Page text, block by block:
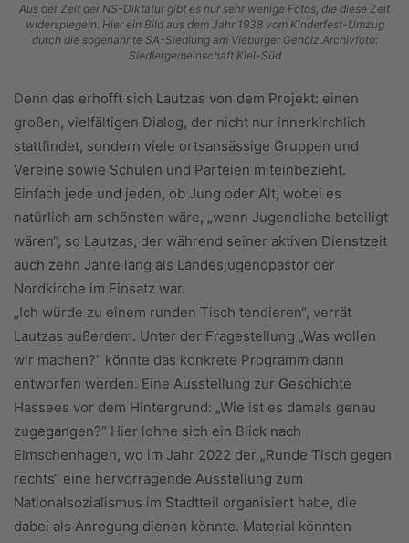
Aus der Zeit der NS-Diktatur gibt es nur sehr wenige Fotos, die diese Zeit
widerspiegeln. Hier ein Bild aus dem Jahr 1938 vom Kinderfest-Umzug
durch die sogenannte SA-Siedlung am Vieburger Gehölz.Archivfoto:
Siedlergemeinschaft Kiel-Süd
Denn das erhofft sich Lautzas von dem Projekt: einen
großen, vielfältigen Dialog, der nicht nur innerkirchlich
stattfindet, sondern viele ortsansässige Gruppen und
Vereine sowie Schulen und Parteien miteinbezieht.
Einfach jede und jeden, ob Jung oder Alt, wobei es
natürlich am schönsten wäre, „wenn Jugendliche beteiligt
wären“, so Lautzas, der während seiner aktiven Dienstzeit
auch zehn Jahre lang als Landesjugendpas­tor der
Nordkirche im Einsatz war.
„Ich würde zu einem runden Tisch tendieren“, verrät
Lautzas außerdem. Unter der Fragestellung „Was wollen
wir machen?“ könnte das konkrete Programm dann
entworfen werden. Eine Ausstellung zur Geschichte
Hassees vor dem Hintergrund: „Wie ist es damals genau
zugegangen?“ Hier lohne sich ein Blick nach
Elmschenhagen, wo im Jahr 2022 der „Runde Tisch gegen
rechts“ eine hervorragende Ausstellung zum
Nationalsozialismus im Stadtteil organisiert habe, die
dabei als Anregung dienen könnte. Material könnten